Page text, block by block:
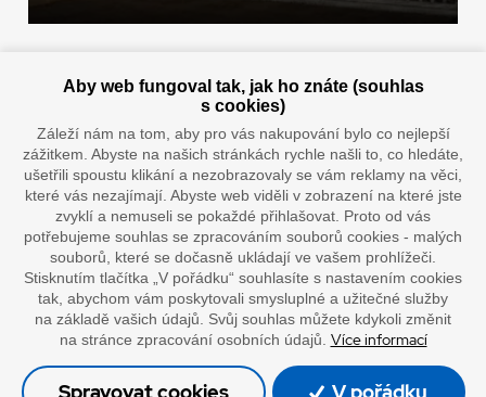
Celkem:
Doprava vaším oblíbeným dopravcem
”Lepíme s jistotou”
Aby web fungoval tak, jak ho znáte (souhlas
s cookies)
Záleží nám na tom, aby pro vás nakupování bylo co nejlepší
zážitkem. Abyste na našich stránkách rychle našli to, co hledáte,
ušetřili spoustu klikání a nezobrazovaly se vám reklamy na věci,
které vás nezajímají. Abyste web viděli v zobrazení na které jste
zvyklí a nemuseli se pokaždé přihlašovat. Proto od vás
potřebujeme souhlas se zpracováním souborů cookies - malých
souborů, které se dočasně ukládají ve vašem prohlížeči.
Stisknutím tlačítka „V pořádku“ souhlasíte s nastavením cookies
tak, abychom vám poskytovali smysluplné a užitečné služby
na základě vašich údajů. Svůj souhlas můžete kdykoli změnit
na stránce zpracování osobních údajů. Více informací
Spravovat cookies V pořádku